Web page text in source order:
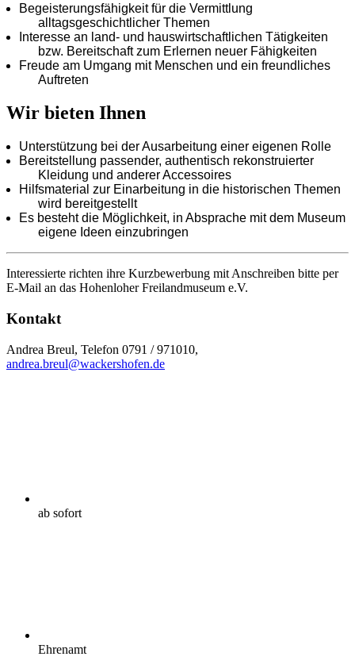
Begeisterungsfähigkeit für die Vermittlung
alltagsgeschichtlicher Themen
Interesse an land- und hauswirtschaftlichen Tätigkeiten
bzw. Bereitschaft zum Erlernen neuer Fähigkeiten
Freude am Umgang mit Menschen und ein freundliches
Auftreten
Wir bieten Ihnen
Unterstützung bei der Ausarbeitung einer eigenen Rolle
Bereitstellung passender, authentisch rekonstruierter
Kleidung und anderer Accessoires
Hilfsmaterial zur Einarbeitung in die historischen Themen
wird bereitgestellt
Es besteht die Möglichkeit, in Absprache mit dem Museum
eigene Ideen einzubringen
Interessierte richten ihre Kurzbewerbung mit Anschreiben bitte per
E‑Mail an das Hohenloher Freilandmuseum e.V.
Kontakt
Andrea Breul, Telefon 0791 / 971010,
andrea.breul@wackershofen.de
ab sofort
Ehrenamt